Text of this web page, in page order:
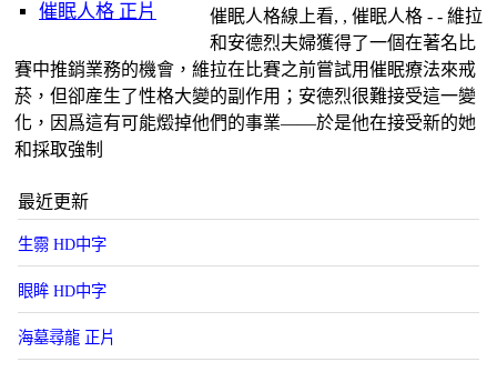
催眠人格 正片
催眠人格線上看, , 催眠人格 - - 維拉
和安德烈夫婦獲得了一個在著名比
賽中推銷業務的機會，維拉在比賽之前嘗試用催眠療法來戒
菸，但卻産生了性格大變的副作用；安德烈很難接受這一變
化，因爲這有可能燬掉他們的事業——於是他在接受新的她
和採取強制
最近更新
生霛 HD中字
眼眸 HD中字
海墓尋龍 正片